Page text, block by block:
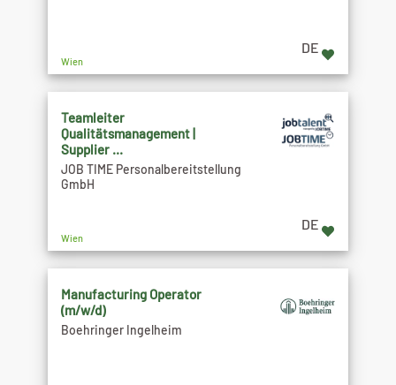
Wien
DE
Teamleiter
Qualitätsmanagement |
Supplier ...
JOB TIME Personalbereitstellung
GmbH
Wien
DE
Manufacturing Operator
(m/w/d)
Boehringer Ingelheim